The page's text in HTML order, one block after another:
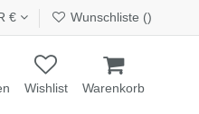
€ Wunschliste ()
Wishlist Warenkorb